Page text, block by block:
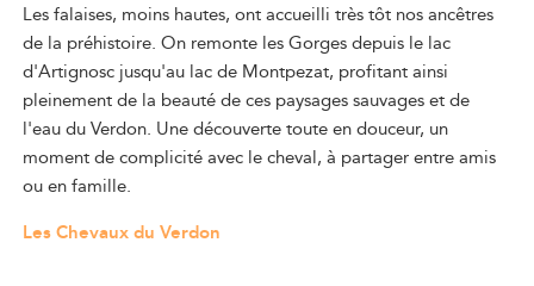
Les falaises, moins hautes, ont accueilli très tôt nos ancêtres
de la préhistoire. On remonte les Gorges depuis le lac
d'Artignosc jusqu'au lac de Montpezat, profitant ainsi
pleinement de la beauté de ces paysages sauvages et de
l'eau du Verdon. Une découverte toute en douceur, un
moment de complicité avec le cheval, à partager entre amis
ou en famille.
Les Chevaux du Verdon